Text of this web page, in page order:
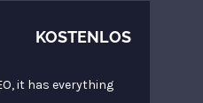
KOSTENLOS
it has everything